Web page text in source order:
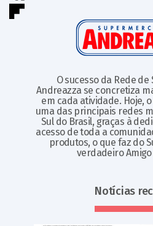
O sucesso da Rede
Andreazza se concretiza
em cada atividade. Hoje,
uma das principais redes
Sul do Brasil, graças à
acesso de toda a
produtos, o que faz do
verdadeiro
Notícias